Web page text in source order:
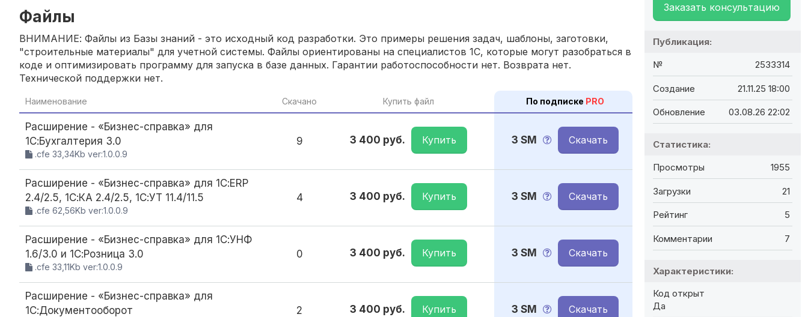
Файлы
ВНИМАНИЕ: Файлы из Базы знаний - это исходный код разработки. Это примеры решения задач, шаблоны, заготовки,
"строительные материалы" для учетной системы. Файлы ориентированы на специалистов 1С, которые могут разобраться в
коде и оптимизировать программу для запуска в базе данных. Гарантии работоспособности нет. Возврата нет.
Технической поддержки нет.
Наименование Скачано Купить файл По подписке PRO
Расширение - «Бизнес-справка» для
1С:Бухгалтерия 3.0
.cfe 33,34Kb ver:1.0.0.9
9 3 400 руб. Купить 3 SM Скачать
Расширение - «Бизнес-справка» для 1С:ERP
2.4/2.5, 1С:КА 2.4/2.5, 1С:УТ 11.4/11.5
.cfe 62,56Kb ver:1.0.0.9
4 3 400 руб. Купить 3 SM Скачать
Расширение - «Бизнес-справка» для 1С:УНФ
1.6/3.0 и 1С:Розница 3.0
.cfe 33,11Kb ver:1.0.0.9
0 3 400 руб. Купить 3 SM Скачать
Расширение - «Бизнес-справка» для
1С:Документооборот
2 3 400 руб. Купить 3 SM Скачать
Заказать консультацию
Публикация:
№ 2533314
Создание 21.11.25 18:00
Обновление 03.08.26 22:02
Статистика:
Просмотры 1955
Загрузки 21
Рейтинг 5
Комментарии 7
Характеристики:
Код открыт
Да